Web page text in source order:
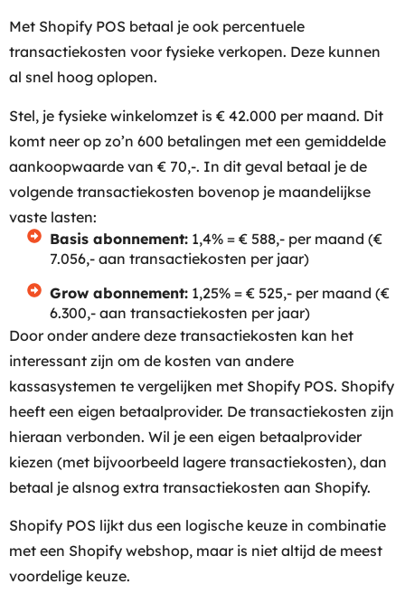
Met Shopify POS betaal je ook percentuele
transactiekosten voor fysieke verkopen. Deze kunnen
al snel hoog oplopen.
Stel, je fysieke winkelomzet is € 42.000 per maand. Dit
komt neer op zo’n 600 betalingen met een gemiddelde
aankoopwaarde van € 70,-. In dit geval betaal je de
volgende transactiekosten bovenop je maandelijkse
vaste lasten:
Basis abonnement: 1,4% = € 588,- per maand (€
7.056,- aan transactiekosten per jaar)
Grow abonnement: 1,25% = € 525,- per maand (€
6.300,- aan transactiekosten per jaar)
Door onder andere deze transactiekosten kan het
interessant zijn om de kosten van andere
kassasystemen te vergelijken met Shopify POS. Shopify
heeft een eigen betaalprovider. De transactiekosten zijn
hieraan verbonden. Wil je een eigen betaalprovider
kiezen (met bijvoorbeeld lagere transactiekosten), dan
betaal je alsnog extra transactiekosten aan Shopify.
Shopify POS lijkt dus een logische keuze in combinatie
met een Shopify webshop, maar is niet altijd de meest
voordelige keuze.